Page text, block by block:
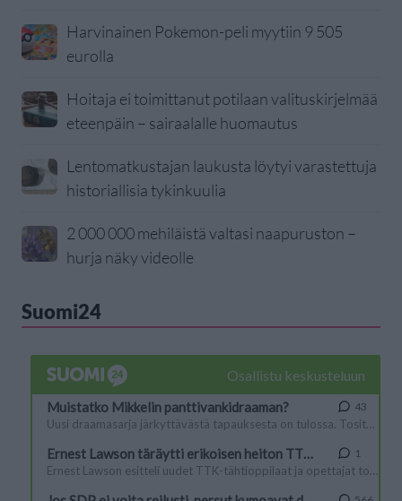
Harvinainen Pokemon-peli myytiin 9 505
eurolla
Hoitaja ei toimittanut potilaan valituskirjelmää
eteenpäin – sairaalalle huomautus
Lentomatkustajan laukusta löytyi varastettuja
historiallisia tykinkuulia
2 000 000 mehiläistä valtasi naapuruston –
hurja näky videolle
Suomi24